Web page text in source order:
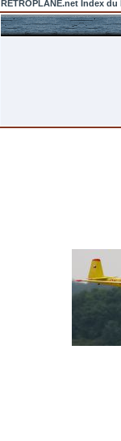
RETROPLANE.net Index du